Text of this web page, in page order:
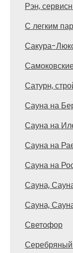
Рэн,
С легким
Сакура-
Сатурн,
Сауна на
Сауна на
Сауна на
Сауна на
Сауна,
Сауна,
Светофор
Серебряный